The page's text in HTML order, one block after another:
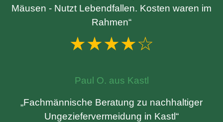
Mäusen - Nutzt Lebendfallen. Kosten waren im
Rahmen“
★★★★☆
Paul O. aus Kastl
„Fachmännische Beratung zu nachhaltiger
Ungeziefervermeidung in Kastl“